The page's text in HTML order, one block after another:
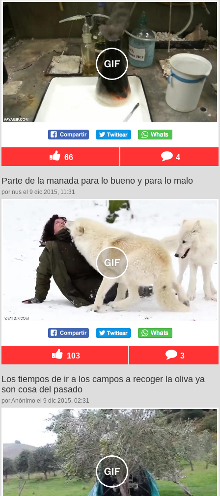
66 4
Parte de la manada para lo bueno y para lo malo
por nus el 9 dic 2015, 11:31
103 3
Los tiempos de ir a los campos a recoger la oliva ya
son cosa del pasado
por Anónimo el 9 dic 2015, 02:31